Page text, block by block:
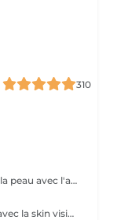
310
Consultation skin vision : Analyse précise de la peau avec l'appareil EF Skin Vision. Chaque peaux étant uniques, nous analysons l'ensemble des besoins de votre peau en apportant un diagnostic personnalisé. L'appareil de diagnostic effectue une analyse complète en se basant sur neuf paramètres spécifiques en déterminant l'identité de votre peau. La prise de rendez-vous pour un diagnostic avec la skin vision est obligatoire et gratuite avant la réalisation des protocoles Care.
La prise de rendez-vous pour un diagnostic avec la skin vision est obligatoire et gratuite avant la réalisation de tous protocoles Care. - Soin Advanced clean Care : Votre peau est nettoyée en profondeur grâce à l'Ultra Scrubbeur. Ce soin permet d'éliminer les cellules mortes de la peau, les tâches pigmentaires et les toxines. Il stimule les cellules de la peau et améliore la texture de celle-ci. - Soin Expert : Le soin Expert est un soin manuel aux produits très actifs qui rendent le soin très efficace. Nous travaillerons en profondeur, pour répondre aux besoins spécifiques de votre peau. - Soin Advanced Glow : Soin visage oxygénant qui redonne de l'éclat eaux peaux les plus ternes. La peau est parfaitement nettoyé, le teint est ravivé par une double exfoliation. Elle est plus lisse et rayonnante grâce à l'Oxy-Booster. - Soin Advanced Youth : Association de deux technologies (l'Utra Scrubbeur et l'Oxy Booster) qui vont nous permettre de désintoxiquer et d'uniformiser votre teint. Votre peau est ravivée. - Soin Advanced anti-aging : Soin associant 2 technologies qui travaillent en symbiose et en profondeur (Sono Lifteur et l'Oxy Booster) sur les peaux fatiguées. Il permet de lutter contre les rides, le relâchement cutané et pour nos plus jeunes les cicatrices d'acné. - Soin High-tech : Ce soin exclusif réuni 4 technologies de pointes pour un résultat 100% efficace et sur mesure. Avec l'Ultra Scrubbeur les toxines sont éliminées, les tâches pigmentaires atténuées. Votre texture de peau est améliorée grâce à la stimulation du renouvellement cellulaire. Les principes actifs des produits pénètrent profondément grâce au Sono Lifteur. Celui-ci permet également d'agir sur les cicatrices d'acné. Le relâchement de la peau est atténué, l'ovale du visage est redessiné grâce au RF Tightener. L'Oxy Boosteur diminue les signes de fatigue de votre visage et du contour des yeux pour un effet lumineux. Le visage est visiblement plus jeune. La peau est plus ferme, plus lisse, plus rebondie. - Soin Eye Lift / soin des yeux : Soin intensif du contour des yeux. Le soin Eye Lift associé à un massage très efficace des points de pression permet d'atténuer poches et cernes. Vos rides sont lissées. Le regard est éclatant et les traces de fatigue sont éliminées.